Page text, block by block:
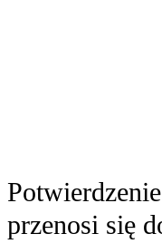
przenosi się